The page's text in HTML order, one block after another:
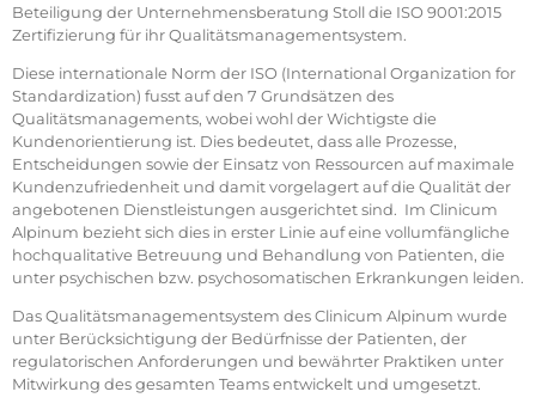
Beteiligung der Unternehmensberatung Stoll die ISO 9001:2015
Zertifizierung für ihr Qualitätsmanagementsystem.
Diese internationale Norm der ISO (International Organization for
Standardization) fusst auf den 7 Grundsätzen des
Qualitätsmanagements, wobei wohl der Wichtigste die
Kundenorientierung ist. Dies bedeutet, dass alle Prozesse,
Entscheidungen sowie der Einsatz von Ressourcen auf maximale
Kundenzufriedenheit und damit vorgelagert auf die Qualität der
angebotenen Dienstleistungen ausgerichtet sind. Im Clinicum
Alpinum bezieht sich dies in erster Linie auf eine vollumfängliche
hochqualitative Betreuung und Behandlung von Patienten, die
unter psychischen bzw. psychosomatischen Erkrankungen leiden.
Das Qualitätsmanagementsystem des Clinicum Alpinum wurde
unter Berücksichtigung der Bedürfnisse der Patienten, der
regulatorischen Anforderungen und bewährter Praktiken unter
Mitwirkung des gesamten Teams entwickelt und umgesetzt.